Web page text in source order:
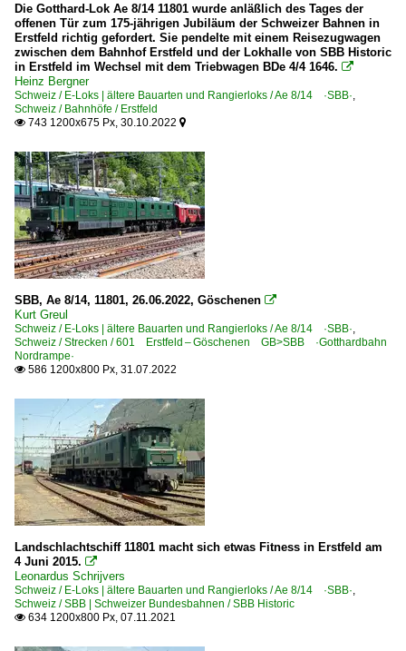
Die Gotthard-Lok Ae 8/14 11801 wurde anläßlich des Tages der
offenen Tür zum 175-jährigen Jubiläum der Schweizer Bahnen in
Erstfeld richtig gefordert. Sie pendelte mit einem Reisezugwagen
zwischen dem Bahnhof Erstfeld und der Lokhalle von SBB Historic
in Erstfeld im Wechsel mit dem Triebwagen BDe 4/4 1646. 
Heinz Bergner
Schweiz / E-Loks | ältere Bauarten und Rangierloks / Ae 8/14 ·SBB·
Schweiz / Bahnhöfe / Erstfeld
 743 1200x675 Px, 30.10.2022 
SBB, Ae 8/14, 11801, 26.06.2022, Göschenen 
Kurt Greul
Schweiz / E-Loks | ältere Bauarten und Rangierloks / Ae 8/14 ·SBB·
Schweiz / Strecken / 601 Erstfeld – Göschenen GB>SBB ·Gotthardbahn
Nordrampe·
 586 1200x800 Px, 31.07.2022
Landschlachtschiff 11801 macht sich etwas Fitness in Erstfeld am
4 Juni 2015. 
Leonardus Schrijvers
Schweiz / E-Loks | ältere Bauarten und Rangierloks / Ae 8/14 ·SBB·
Schweiz / SBB | Schweizer Bundesbahnen / SBB Historic
 634 1200x800 Px, 07.11.2021